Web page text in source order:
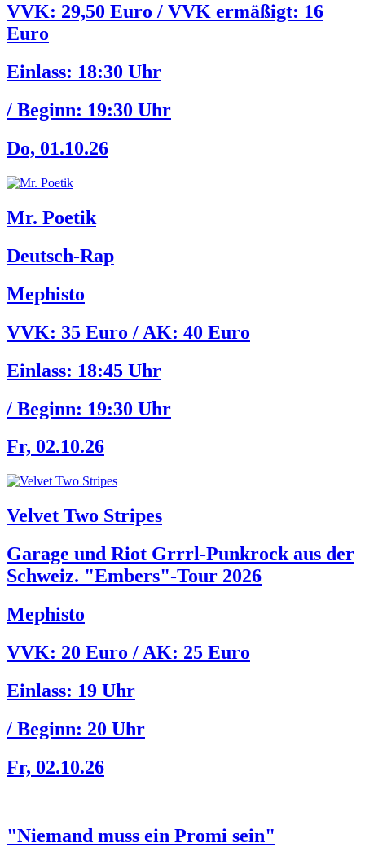
VVK: 29,50 Euro / VVK ermäßigt: 16
Euro
Einlass: 18:30 Uhr
/ Beginn: 19:30 Uhr
Do, 01.10.26
Mr. Poetik
Deutsch-Rap
Mephisto
VVK: 35 Euro / AK: 40 Euro
Einlass: 18:45 Uhr
/ Beginn: 19:30 Uhr
Fr, 02.10.26
Velvet Two Stripes
Garage und Riot Grrrl-Punkrock aus der
Schweiz. "Embers"-Tour 2026
Mephisto
VVK: 20 Euro / AK: 25 Euro
Einlass: 19 Uhr
/ Beginn: 20 Uhr
Fr, 02.10.26
"Niemand muss ein Promi sein"